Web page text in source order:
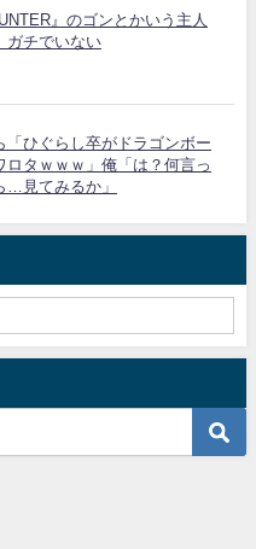
』のゴンとかいう主人
ガチでいない
「ひぐらし卒がドラゴンボー
ロタｗｗｗ」俺「は？何言っ
…見てみるか」